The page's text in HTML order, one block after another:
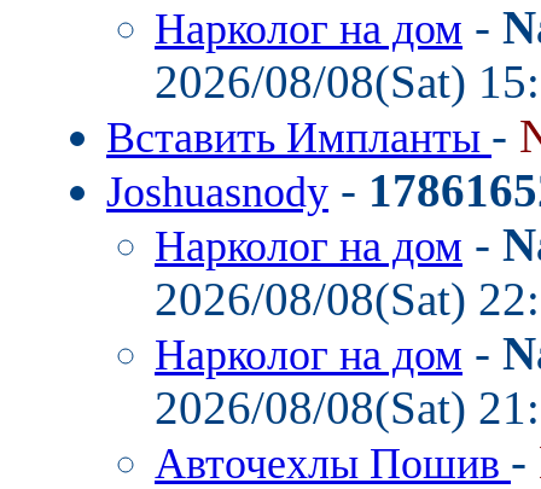
Нарколог на дом -
2026/08/08(Sat)
Вставить Импланты -
Joshuasnody -
Нарколог на дом -
2026/08/08(Sat)
Нарколог на дом -
2026/08/08(Sat)
Авточехлы Пошив -